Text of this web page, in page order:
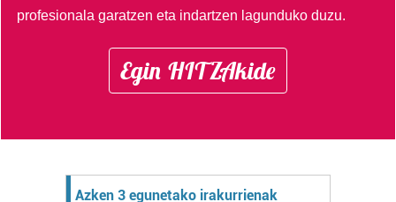
profesionala garatzen eta indartzen lagunduko duzu.
Egin HITZAkide
Azken 3 egunetako irakurrienak